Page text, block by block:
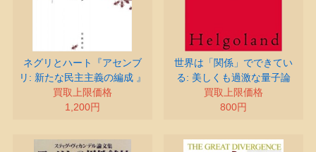
ネグリとハート『アセンブ
リ: 新たな民主主義の編成 』
買取上限価格
1,200円
世界は「関係」でできてい
る: 美しくも過激な量子論
買取上限価格
800円